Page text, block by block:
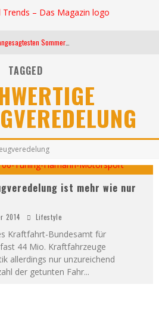
der Weiblichkeit
Kann unsere Ernährung das biologische Altern verlangsamen?
TAGGED
ist mehr wie nur
2014 Lifestyle
Kraftfahrt-Bundesamt für
44 Mio. Kraftfahrzeuge
allerdings nur unzureichend
der getunten Fahr...